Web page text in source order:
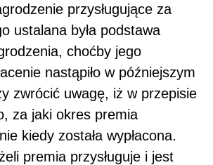
przysługujące za
ustalana była podstawa
choćby jego
nastąpiło w późniejszym
zwrócić uwagę, iż w przepisie
za jaki okres premia
kiedy została wypłacona.
premia przysługuje i jest